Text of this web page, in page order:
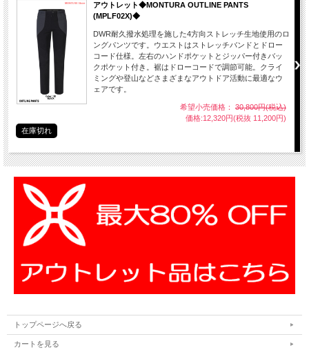
アウトレット◆MONTURA OUTLINE PANTS
(MPLF02X)◆
DWR耐久撥水処理を施した4方向ストレッチ生地使用のロ
ングパンツです。ウエストはストレッチバンドとドロー
コード仕様。左右のハンドポケットとジッパー付きバッ
クポケット付き。裾はドローコードで調節可能。クライ
ミングや登山などさまざまなアウトドア活動に最適なウ
ェアです。
希望小売価格： 30,800円(税込)
価格:12,320円(税抜 11,200円)
在庫切れ
トップページへ戻る
カートを見る